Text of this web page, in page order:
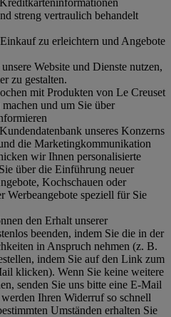
streng vertraulich behandelt
zu erleichtern und Angebote
Website und Dienste nutzen,
zu gestalten.
mit Produkten von Le Creuset
und um Sie über
unseres Konzerns
die Marketingkommunikation
wir Ihnen personalisierte
über die Einführung neuer
Kochschauen oder
Werbeangebote speziell für Sie
den Erhalt unserer
beenden, indem Sie die in der
in Anspruch nehmen (z. B.
indem Sie auf den Link zum
klicken). Wenn Sie keine weitere
senden Sie uns bitte eine E-Mail
Ihren Widerruf so schnell
Umständen erhalten Sie